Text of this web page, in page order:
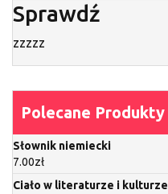
Sprawdź
zzzzz
Polecane Produkty
Słownik niemiecki
7.00zł
Ciało w literaturze i kulturze